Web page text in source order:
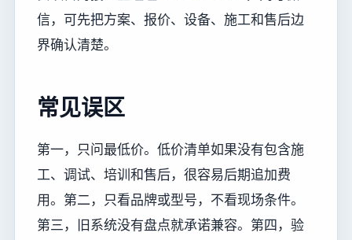
信，可先把方案、报价、设备、施工和售后边
界确认清楚。
常见误区
第一，只问最低价。低价清单如果没有包含施
工、调试、培训和售后，很容易后期追加费
用。第二，只看品牌或型号，不看现场条件。
第三，旧系统没有盘点就承诺兼容。第四，验